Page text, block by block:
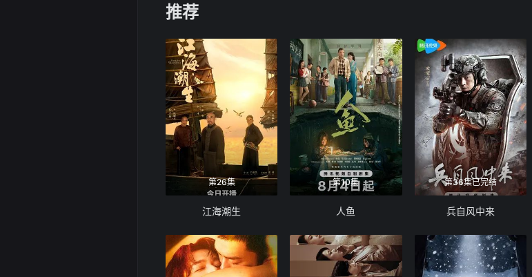
推荐
第26集
江海潮生
第10集
人鱼
第36集已完结
兵自风中来